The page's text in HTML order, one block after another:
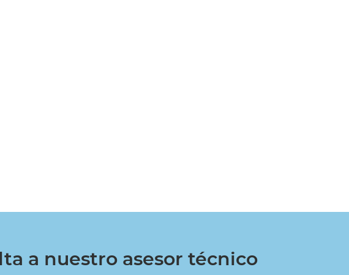
a nuestro asesor técnico